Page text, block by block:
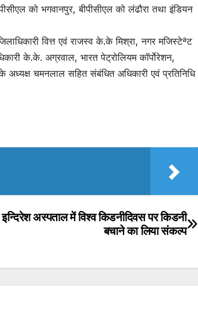
को भगवानपुर, बीपीसीएल को लंढौरा तथा इंडियन
वित्त एवं राजस्व के.के मिश्रा, नगर मजिस्टेªट
के.के. अग्रवाल, भारत पेट्रोलियम कॉर्पाेरेशन,
चमनलाल सहित संबंधित अधिकारी एवं प्रतिनिधि
अस्पताल में विश्व किडनीदिवस पर किडनी
बचाने का लिया संकल्प